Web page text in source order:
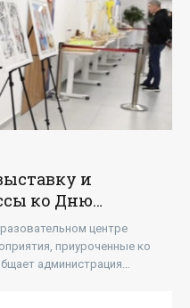
и
ко Дню
центре
приуроченные ко
администрация